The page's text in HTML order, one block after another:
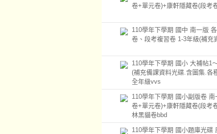
卷+單元卷)+康軒隱藏卷(段考
110學年下學期 國中 南一版
卷、段考複習卷 1-3年級(補充
110學年下學期 國小 大補帖1
(補充備課資料光碟.含圖集.各
全年級vvs
110學年下學期 國小副版卷
卷+單元卷)+康軒隱藏卷(段考
林黑貓卷bbd
110學年下學期 國小題庫光碟